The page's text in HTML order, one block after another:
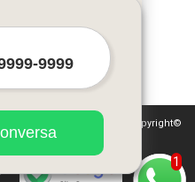
site
de direitos autorais. Copyright©
1